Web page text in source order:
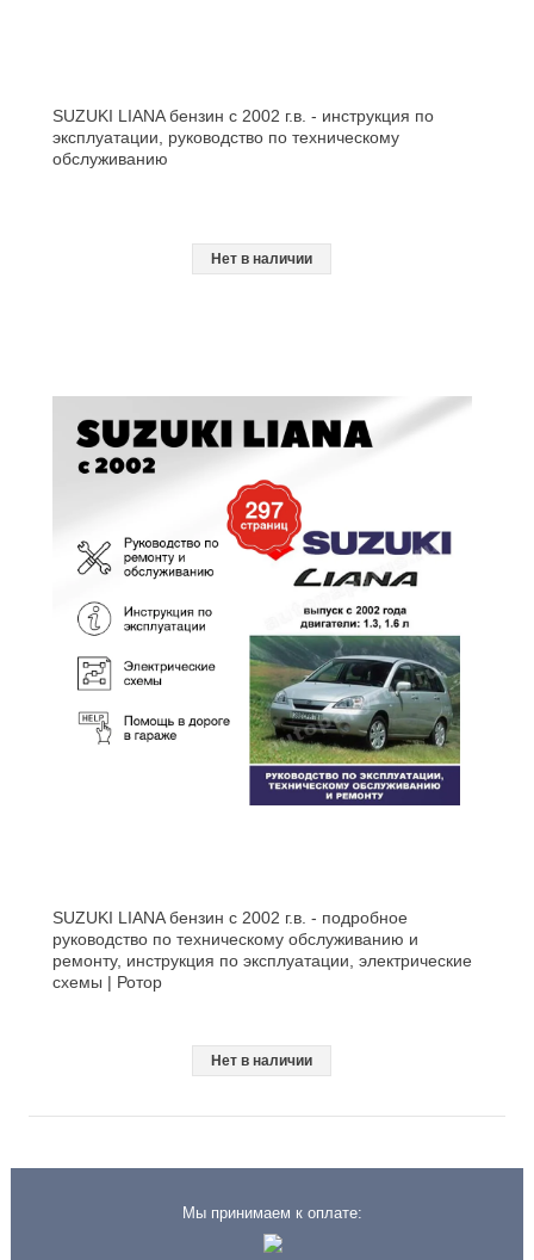
SUZUKI LIANA бензин с 2002 г.в. - инструкция по
эксплуатации, руководство по техническому
обслуживанию
Нет в наличии
SUZUKI LIANA бензин с 2002 г.в. - подробное
руководство по техническому обслуживанию и
ремонту, инструкция по эксплуатации, электрические
схемы | Ротор
Нет в наличии
Мы принимаем к оплате: